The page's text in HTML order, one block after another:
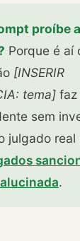
proíbe
Porque é aí
[INSERIR
tema] faz
sem
julgado real
.